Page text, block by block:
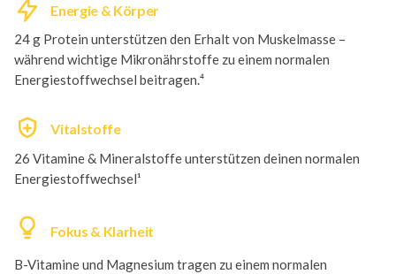
Energie & Körper
24 g Protein unterstützen den Erhalt von Muskelmasse –
während wichtige Mikronährstoffe zu einem normalen
Energiestoffwechsel beitragen.⁴
Vitalstoffe
26 Vitamine & Mineralstoffe unterstützen deinen normalen
Energiestoffwechsel¹
Fokus & Klarheit
B-Vitamine und Magnesium tragen zu einem normalen